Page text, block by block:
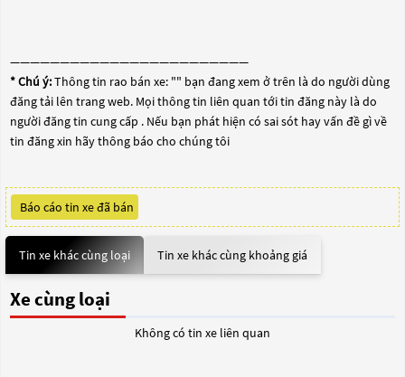
————————————————————————
* Chú ý:Thông tin rao bán xe: "" bạn đang xem ở trên là do người dùng
đăng tải lên trang web. Mọi thông tin liên quan tới tin đăng này là do
người đăng tin cung cấp . Nếu bạn phát hiện có sai sót hay vấn đề gì về
tin đăng xin hãy thông báo cho chúng tôi
Báo cáo tin xe đã bán
Tin xe khác cùng loại Tin xe khác cùng khoảng giá
Xe cùng loại
Không có tin xe liên quan